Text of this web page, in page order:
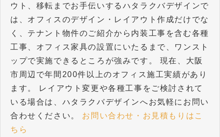
ウト、移転までお手伝いするハタラクバデザインで
は、オフィスのデザイン・レイアウト作成だけでな
く、テナント物件のご紹介から内装工事を含む各種
工事、オフィス家具の設置にいたるまで、ワンスト
ップで実施できるところが強みです。 現在、大阪
市周辺で年間200件以上のオフィス施工実績があり
ます。 レイアウト変更や各種工事をご検討されて
いる場合は、ハタラクバデザインへお気軽にお問い
合わせください。 お問い合わせ・お見積もりはこ
ちら